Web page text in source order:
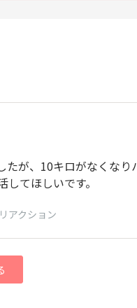
たが、10キロがなくな
てほしいです。
アクション